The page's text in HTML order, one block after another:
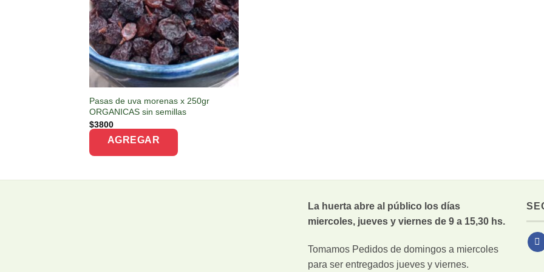
Pasas de uva morenas x 250gr
ORGANICAS sin semillas
$3800
AGREGAR
La huerta abre al público los días
miercoles, jueves y viernes de 9 a 15,30 hs.
Tomamos Pedidos de domingos a miercoles
para ser entregados jueves y viernes.